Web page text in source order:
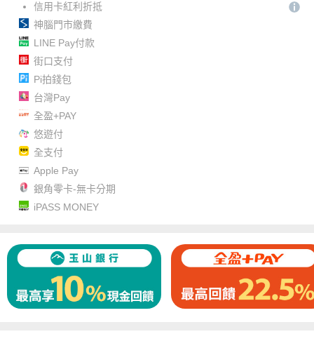
信用卡紅利折抵
神腦門市繳費
LINE Pay付款
街口支付
Pi拍錢包
台灣Pay
全盈+PAY
悠遊付
全支付
Apple Pay
銀角零卡-無卡分期
iPASS MONEY